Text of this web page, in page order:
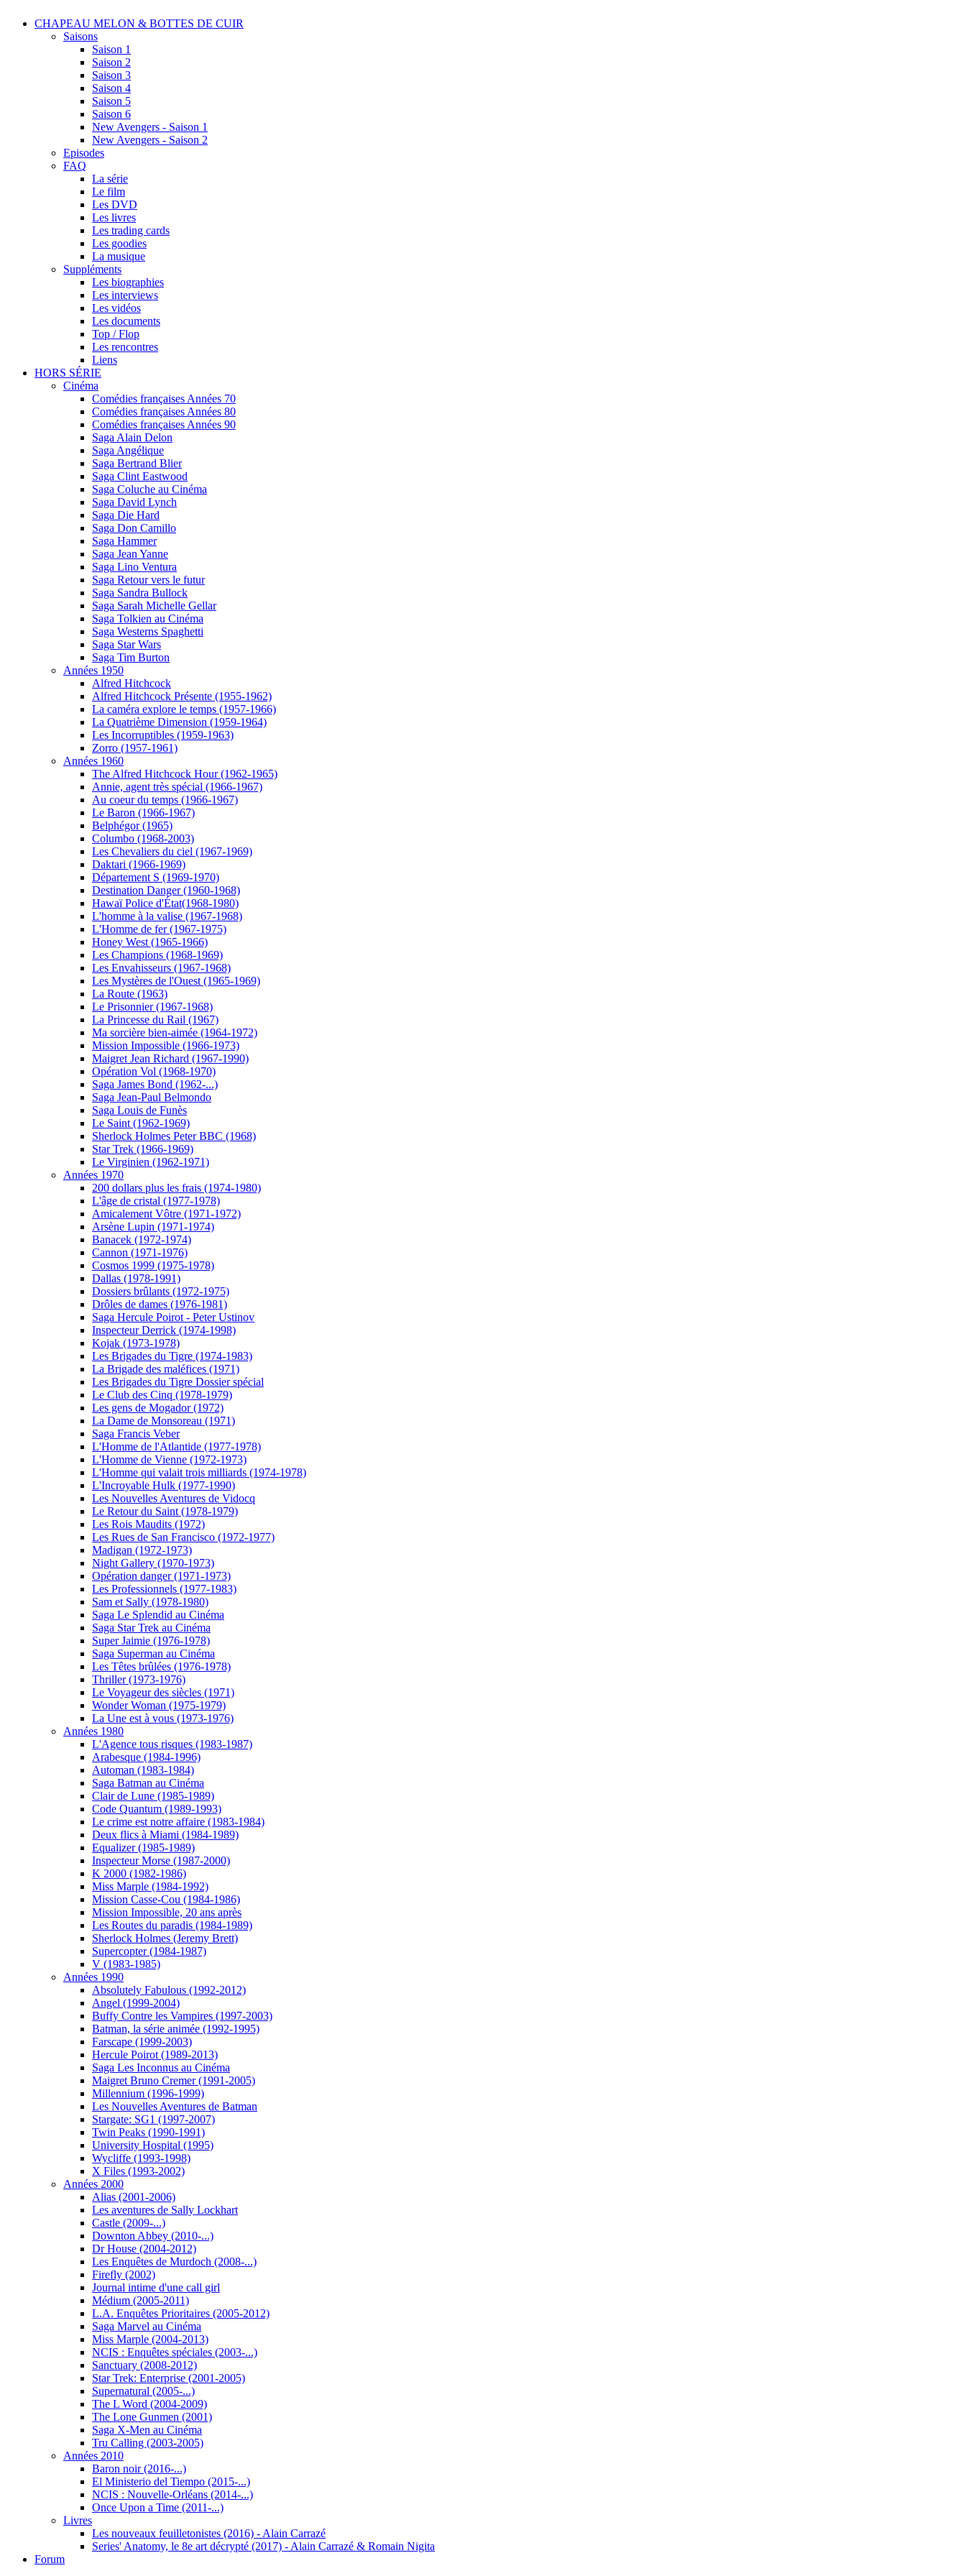
CHAPEAU MELON & BOTTES DE CUIR
Saisons
Saison 1
Saison 2
Saison 3
Saison 4
Saison 5
Saison 6
New Avengers - Saison 1
New Avengers - Saison 2
Episodes
FAQ
La série
Le film
Les DVD
Les livres
Les trading cards
Les goodies
La musique
Suppléments
Les biographies
Les interviews
Les vidéos
Les documents
Top / Flop
Les rencontres
Liens
HORS SÉRIE
Cinéma
Comédies françaises Années 70
Comédies françaises Années 80
Comédies françaises Années 90
Saga Alain Delon
Saga Angélique
Saga Bertrand Blier
Saga Clint Eastwood
Saga Coluche au Cinéma
Saga David Lynch
Saga Die Hard
Saga Don Camillo
Saga Hammer
Saga Jean Yanne
Saga Lino Ventura
Saga Retour vers le futur
Saga Sandra Bullock
Saga Sarah Michelle Gellar
Saga Tolkien au Cinéma
Saga Westerns Spaghetti
Saga Star Wars
Saga Tim Burton
Années 1950
Alfred Hitchcock
Alfred Hitchcock Présente (1955-1962)
La caméra explore le temps (1957-1966)
La Quatrième Dimension (1959-1964)
Les Incorruptibles (1959-1963)
Zorro (1957-1961)
Années 1960
The Alfred Hitchcock Hour (1962-1965)
Annie, agent très spécial (1966-1967)
Au coeur du temps (1966-1967)
Le Baron (1966-1967)
Belphégor (1965)
Columbo (1968-2003)
Les Chevaliers du ciel (1967-1969)
Daktari (1966-1969)
Département S (1969-1970)
Destination Danger (1960-1968)
Hawaï Police d'État(1968-1980)
L'homme à la valise (1967-1968)
L'Homme de fer (1967-1975)
Honey West (1965-1966)
Les Champions (1968-1969)
Les Envahisseurs (1967-1968)
Les Mystères de l'Ouest (1965-1969)
La Route (1963)
Le Prisonnier (1967-1968)
La Princesse du Rail (1967)
Ma sorcière bien-aimée (1964-1972)
Mission Impossible (1966-1973)
Maigret Jean Richard (1967-1990)
Opération Vol (1968-1970)
Saga James Bond (1962-...)
Saga Jean-Paul Belmondo
Saga Louis de Funès
Le Saint (1962-1969)
Sherlock Holmes Peter BBC (1968)
Star Trek (1966-1969)
Le Virginien (1962-1971)
Années 1970
200 dollars plus les frais (1974-1980)
L'âge de cristal (1977-1978)
Amicalement Vôtre (1971-1972)
Arsène Lupin (1971-1974)
Banacek (1972-1974)
Cannon (1971-1976)
Cosmos 1999 (1975-1978)
Dallas (1978-1991)
Dossiers brûlants (1972-1975)
Drôles de dames (1976-1981)
Saga Hercule Poirot - Peter Ustinov
Inspecteur Derrick (1974-1998)
Kojak (1973-1978)
Les Brigades du Tigre (1974-1983)
La Brigade des maléfices (1971)
Les Brigades du Tigre Dossier spécial
Le Club des Cinq (1978-1979)
Les gens de Mogador (1972)
La Dame de Monsoreau (1971)
Saga Francis Veber
L'Homme de l'Atlantide (1977-1978)
L'Homme de Vienne (1972-1973)
L'Homme qui valait trois milliards (1974-1978)
L'Incroyable Hulk (1977-1990)
Les Nouvelles Aventures de Vidocq
Le Retour du Saint (1978-1979)
Les Rois Maudits (1972)
Les Rues de San Francisco (1972-1977)
Madigan (1972-1973)
Night Gallery (1970-1973)
Opération danger (1971-1973)
Les Professionnels (1977-1983)
Sam et Sally (1978-1980)
Saga Le Splendid au Cinéma
Saga Star Trek au Cinéma
Super Jaimie (1976-1978)
Saga Superman au Cinéma
Les Têtes brûlées (1976-1978)
Thriller (1973-1976)
Le Voyageur des siècles (1971)
Wonder Woman (1975-1979)
La Une est à vous (1973-1976)
Années 1980
L'Agence tous risques (1983-1987)
Arabesque (1984-1996)
Automan (1983-1984)
Saga Batman au Cinéma
Clair de Lune (1985-1989)
Code Quantum (1989-1993)
Le crime est notre affaire (1983-1984)
Deux flics à Miami (1984-1989)
Equalizer (1985-1989)
Inspecteur Morse (1987-2000)
K 2000 (1982-1986)
Miss Marple (1984-1992)
Mission Casse-Cou (1984-1986)
Mission Impossible, 20 ans après
Les Routes du paradis (1984-1989)
Sherlock Holmes (Jeremy Brett)
Supercopter (1984-1987)
V (1983-1985)
Années 1990
Absolutely Fabulous (1992-2012)
Angel (1999-2004)
Buffy Contre les Vampires (1997-2003)
Batman, la série animée (1992-1995)
Farscape (1999-2003)
Hercule Poirot (1989-2013)
Saga Les Inconnus au Cinéma
Maigret Bruno Cremer (1991-2005)
Millennium (1996-1999)
Les Nouvelles Aventures de Batman
Stargate: SG1 (1997-2007)
Twin Peaks (1990-1991)
University Hospital (1995)
Wycliffe (1993-1998)
X Files (1993-2002)
Années 2000
Alias (2001-2006)
Les aventures de Sally Lockhart
Castle (2009-...)
Downton Abbey (2010-...)
Dr House (2004-2012)
Les Enquêtes de Murdoch (2008-...)
Firefly (2002)
Journal intime d'une call girl
Médium (2005-2011)
L.A. Enquêtes Prioritaires (2005-2012)
Saga Marvel au Cinéma
Miss Marple (2004-2013)
NCIS : Enquêtes spéciales (2003-...)
Sanctuary (2008-2012)
Star Trek: Enterprise (2001-2005)
Supernatural (2005-...)
The L Word (2004-2009)
The Lone Gunmen (2001)
Saga X-Men au Cinéma
Tru Calling (2003-2005)
Années 2010
Baron noir (2016-...)
El Ministerio del Tiempo (2015-...)
NCIS : Nouvelle-Orléans (2014-...)
Once Upon a Time (2011-...)
Livres
Les nouveaux feuilletonistes (2016) - Alain Carrazé
Series' Anatomy, le 8e art décrypté (2017) - Alain Carrazé & Romain Nigita
Forum